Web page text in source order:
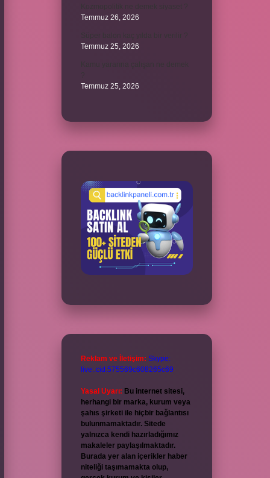
Temmuz 26, 2026
Temmuz 25, 2026
Temmuz 25, 2026
Reklam ve İletişim: Skype:
live:.cid.575569c608265c69
Yasal Uyarı: Bu internet sitesi,
herhangi bir marka, kurum veya
şahıs şirketi ile hiçbir bağlantısı
bulunmamaktadır. Sitede
yalnızca kendi hazırladığımız
makaleler paylaşılmaktadır.
Burada yer alan içerikler haber
niteliği taşımamakta olup,